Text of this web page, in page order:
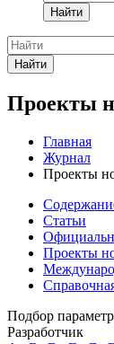
Найти
Найти
Проекты
Главная
Журнал
Проекты
Статьи
Проекты
Подбор
Разработчик